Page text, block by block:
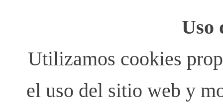
Uso
Utilizamos cookies
el uso del sitio web y